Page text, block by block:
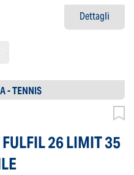
Dettagli
- TENNIS
26 LIMIT 35